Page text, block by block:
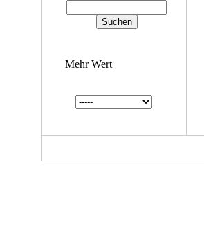
Mehr Wert